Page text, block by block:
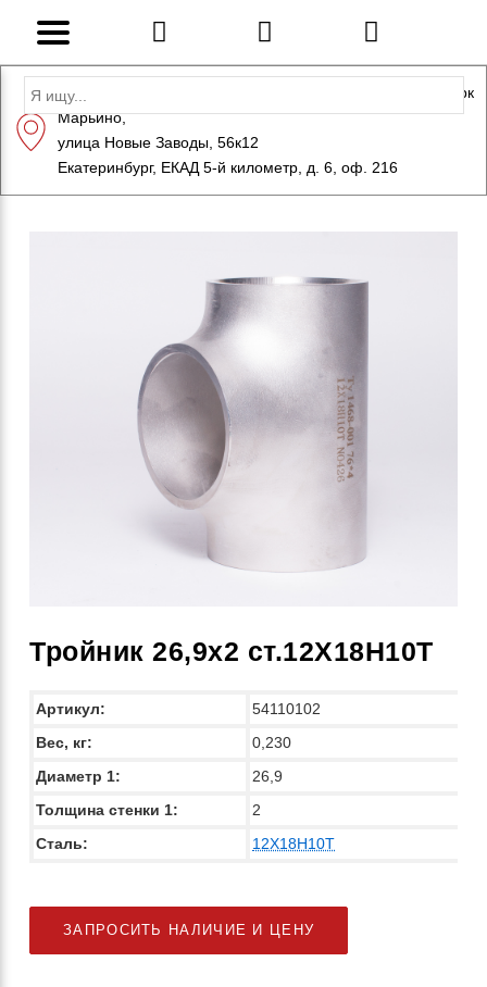
+7 (812) 600-10-15
info@eversteel.ru
Адрес: Санкт-Петербург, Петергоф, Индустриальный парк
Марьино,
улица Новые Заводы, 56к12
Екатеринбург, ЕКАД 5-й километр, д. 6, оф. 216
ЗАКАЗАТЬ ЗВОНОК
Тройник 26,9х2 ст.12Х18Н10Т
Артикул:
54110102
Вес, кг:
0,230
Диаметр 1:
26,9
Толщина стенки 1:
2
Сталь:
12Х18Н10Т
ЗАПРОСИТЬ НАЛИЧИЕ И ЦЕНУ